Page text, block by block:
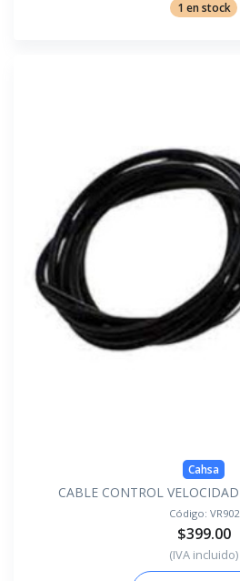
1 en stock
Cahsa
CABLE CONTROL
Código: VR902
$399.00
(IVA incluido)